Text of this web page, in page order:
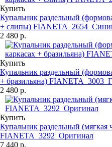
Купить
Купальник раздельный
+ слипы)
2 480 р.
Купить
Купальник раздельный
+ бразильяна)
2 480 р.
Купить
Купальник раздельный (мягкая
FIANETA_3292_Оригинал
7 440 р.